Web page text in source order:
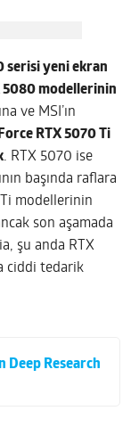
serisi yeni ekran
5080 modellerinin
ve MSI’ın
RTX 5070 Ti
. RTX 5070 ise
başında raflara
Ti modellerinin
son aşamada
şu anda RTX
ciddi tedarik
Deep Research